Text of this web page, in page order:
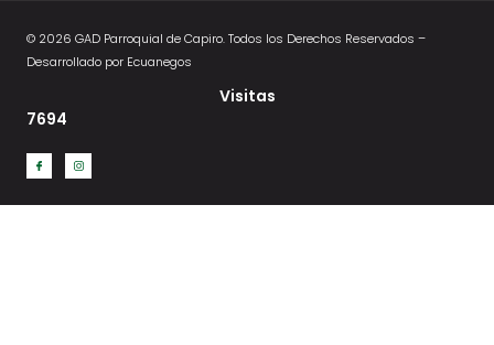
© 2026 GAD Parroquial de Capiro. Todos los Derechos Reservados –
Desarrollado por Ecuanegos
Visitas
7694